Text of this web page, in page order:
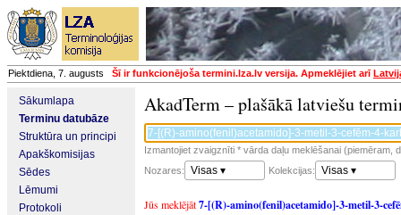
Piektdiena, 7. augusts Šī ir funkcionējoša termini.lza.lv versija. Apmeklējiet arī
Sākumlapa
Terminu datubāze
Struktūra un principi
Apakškomisijas
Sēdes
Lēmumi
Protokoli
AkadTerm – plašākā latviešu
Izmantojiet zvaigznīti * vārda daļu meklēšanai (piemēram,
Nozares:
Visas ▾ Kolekcijas: Visas ▾
Jūs meklējāt7-[(R)-amino(fenil)acetamido]-3-metil-3-